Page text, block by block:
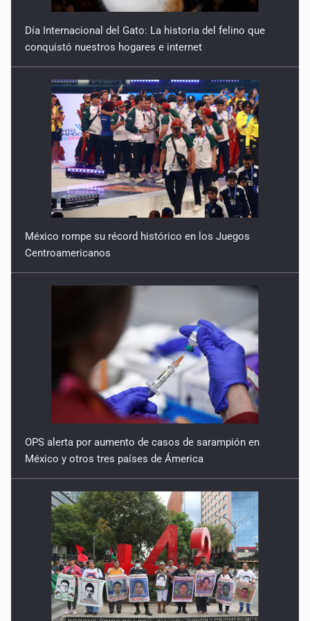
Resistencia
20 de Febrero de 2026
Otra geografía
13 de Febrero de 2026
Ecuación
30 de Enero de 2026
Día Internacional del Gato: La historia del felino que
conquistó nuestros hogares e internet
México rompe su récord histórico en los Juegos
Centroamericanos
OPS alerta por aumento de casos de sarampión en
México y otros tres países de Ámerica